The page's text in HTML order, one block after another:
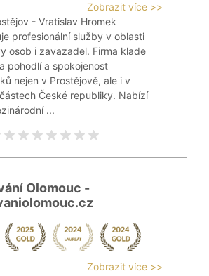
Zobrazit více >>
- Vratislav Hromek
profesionální služby v oblasti
osob i zavazadel. Firma klade
pohodlí a spokojenost
nejen v Prostějově, ale i v
České republiky. Nabízí
...
Olomouc -
Zobrazit více >>